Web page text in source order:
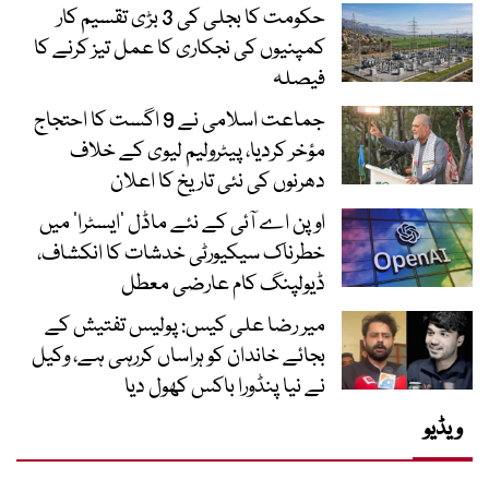
حکومت کا بجلی کی 3 بڑی تقسیم کار
کمپنیوں کی نجکاری کا عمل تیز کرنے کا
فیصلہ
جماعت اسلامی نے 9 اگست کا احتجاج
مؤخر کردیا، پیٹرولیم لیوی کے خلاف
دھرنوں کی نئی تاریخ کا اعلان
اوپن اے آئی کے نئے ماڈل ’ایسٹرا‘ میں
خطرناک سیکیورٹی خدشات کا انکشاف،
ڈیولپنگ کام عارضی معطل
میر رضا علی کیس: پولیس تفتیش کے
بجائے خاندان کو ہراساں کررہی ہے، وکیل
نے نیا پنڈورا باکس کھول دیا
ویڈیو